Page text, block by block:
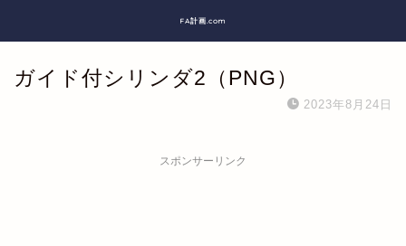
FA計画.com
ガイド付シリンダ2（PNG）
2023年8月24日
スポンサーリンク